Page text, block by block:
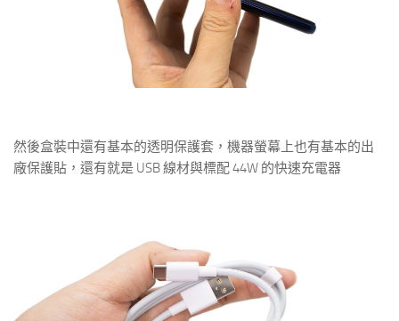
然後盒裝中還有基本的透明保護套，機器螢幕上也有基本的出
廠保護貼，還有就是 USB 線材與標配 44W 的快速充電器